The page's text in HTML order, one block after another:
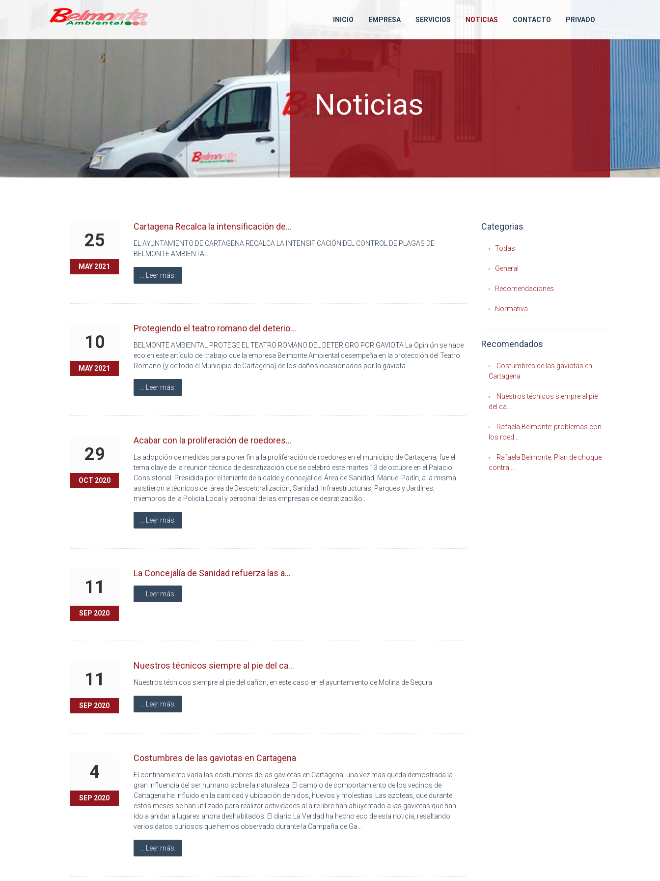
INICIO EMPRESA SERVICIOS NOTICIAS CONTACTO PRIVADO
Noticias
25
MAY 2021
Cartagena Recalca la intensificación de...
EL AYUNTAMIENTO DE CARTAGENA RECALCA LA INTENSIFICACIÓN DEL CONTROL DE PLAGAS DE
BELMONTE AMBIENTAL
... Leer más.
10
MAY 2021
Protegiendo el teatro romano del deterio...
BELMONTE AMBIENTAL PROTEGE EL TEATRO ROMANO DEL DETERIORO POR GAVIOTA La Opinión se hace
eco en este artículo del trabajo que la empresa Belmonte Ambiental desempeña en la protección del Teatro
Romano (y de todo el Municipio de Cartagena) de los daños ocasionados por la gaviota.
... Leer más.
29
OCT 2020
Acabar con la proliferación de roedores...
La adopción de medidas para poner fin a la proliferación de roedores en el municipio de Cartagena, fue el
tema clave de la reunión técnica de desratización que se celebró este martes 13 de octubre en el Palacio
Consistorial. Presidida por el teniente de alcalde y concejal del Área de Sanidad, Manuel Padín, a la misma
asistieron a técnicos del área de Descentralización, Sanidad, Infraestructuras, Parques y Jardines,
miembros de la Policía Local y personal de las empresas de desratizaci&o...
... Leer más.
11
SEP 2020
La Concejalía de Sanidad refuerza las a...
... Leer más.
11
SEP 2020
Nuestros técnicos siempre al pie del ca...
Nuestros técnicos siempre al pie del cañón, en este caso en el ayuntamiento de Molina de Segura
... Leer más.
4
SEP 2020
Costumbres de las gaviotas en Cartagena
El confinamiento varía las costumbres de las gaviotas en Cartagena, una vez mas queda demostrada la
gran influencia del ser humano sobre la naturaleza. El cambio de comportamiento de los vecinos de
Cartagena ha influido en la cantidad y ubicación de nidos, huevos y molestias. Las azoteas, que durante
estos meses se han utilizado para realizar actividades al aire libre han ahuyentado a las gaviotas que han
ido a anidar a lugares ahora deshabitados. El diario La Verdad ha hecho eco de esta noticia, resaltando
varios datos curiosos que hemos observado durante la Campaña de Ga...
... Leer más.
Categorias
Todas
General
Recomendaciones
Normativa
Recomendados
Costumbres de las gaviotas en
Cartagena
Nuestros técnicos siempre al pie
del ca...
Rafaela Belmonte: problemas con
los roed...
Rafaela Belmonte: Plan de choque
contra ...